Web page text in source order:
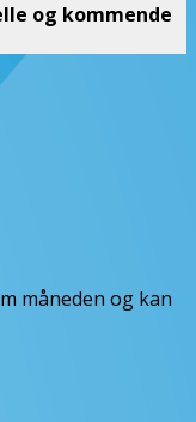
og kommende
måneden og kan